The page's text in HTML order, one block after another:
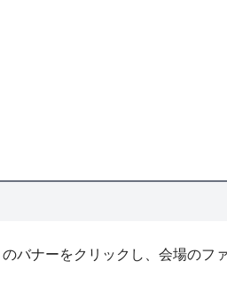
バナーをクリックし、会場のフ